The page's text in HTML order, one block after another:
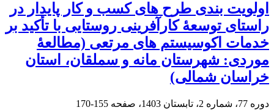
اولویت بندی طرح های کسب و کار پایدار در
راستای توسعۀ کارآفرینی روستایی با تأکید بر
خدمات اکوسیستم های مرتعی (مطالعۀ
موردی: شهرستان مانه و سملقان، استان
خراسان شمالی)
دوره 77، شماره 2، تابستان 1403، صفحه 155-170